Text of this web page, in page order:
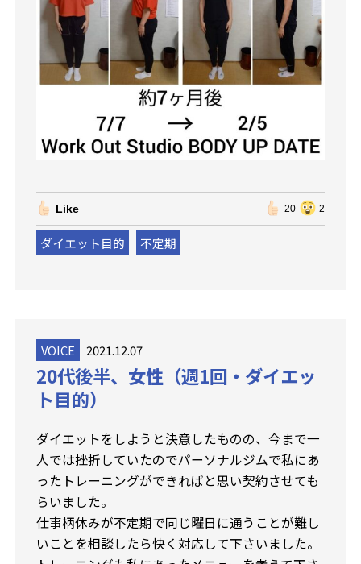
Like 20 2
ダイエット目的 不定期
VOICE 2021.12.07
20代後半、女性（週1回・ダイエッ
ト目的）
ダイエットをしようと決意したものの、今まで一
人では挫折していたのでパーソナルジムで私にあ
ったトレーニングができればと思い契約させても
らいました。
仕事柄休みが不定期で同じ曜日に通うことが難し
いことを相談したら快く対応して下さいました。